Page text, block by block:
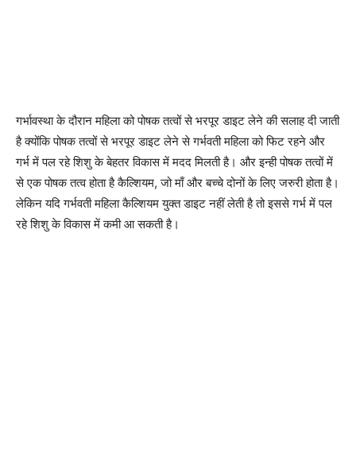
गर्भावस्था के दौरान महिला को पोषक तत्वों से भरपूर डाइट लेने की सलाह दी जाती
है क्योंकि पोषक तत्वों से भरपूर डाइट लेने से गर्भवती महिला को फिट रहने और
गर्भ में पल रहे शिशु के बेहतर विकास में मदद मिलती है। और इन्ही पोषक तत्वों में
से एक पोषक तत्व होता है कैल्शियम, जो माँ और बच्चे दोनों के लिए जरुरी होता है।
लेकिन यदि गर्भवती महिला कैल्शियम युक्त डाइट नहीं लेती है तो इससे गर्भ में पल
रहे शिशु के विकास में कमी आ सकती है।